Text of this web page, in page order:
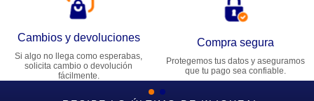
Cambios y devoluciones
Si algo no llega como esperabas,
solicita cambio o devolución
fácilmente.
Compra segura
Protegemos tus datos y aseguramos
que tu pago sea confiable.